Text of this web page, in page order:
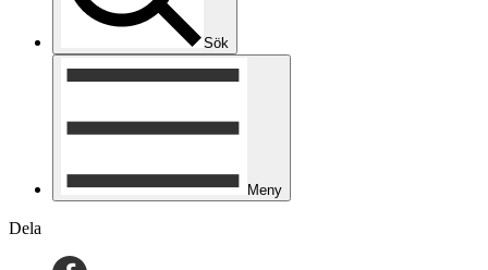
Sök
Meny
Dela